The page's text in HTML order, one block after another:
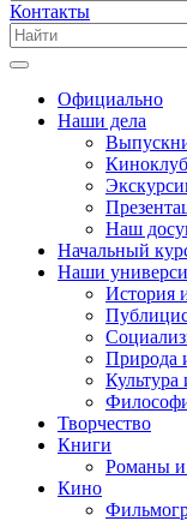
Контакты
Официально
Наши дела
Киноклуб
Наш
Начальный
Наши
История
Природа
Культура
Творчество
Книги
Романы и
Кино